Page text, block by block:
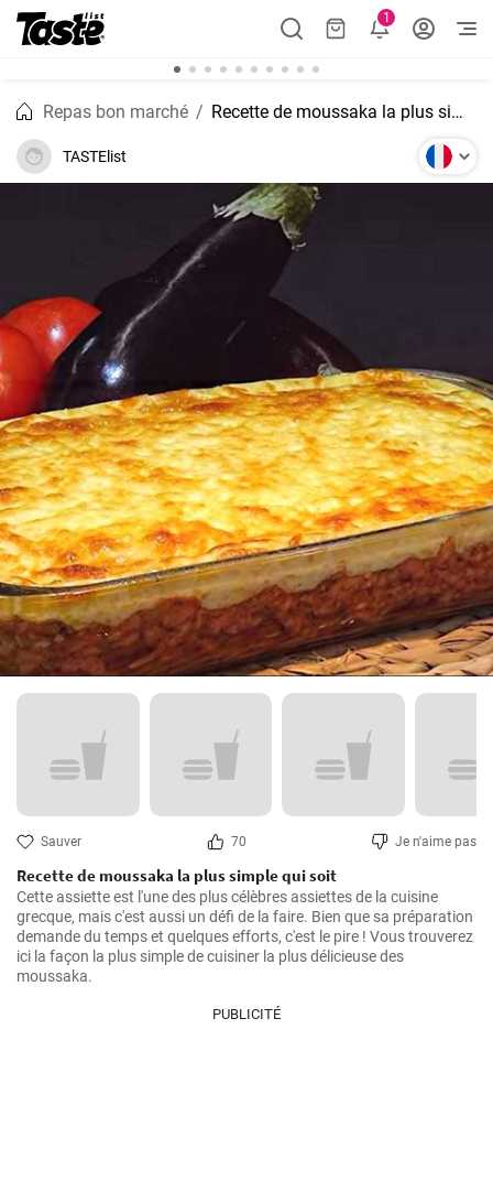
1
Repas bon marché Recette de moussaka la plus simple qui soit
TASTElist
Sauver 70 Je n'aime pas
Recette de moussaka la plus simple qui soit
Cette assiette est l'une des plus célèbres assiettes de la cuisine
grecque, mais c'est aussi un défi de la faire. Bien que sa préparation
demande du temps et quelques efforts, c'est le pire ! Vous trouverez
ici la façon la plus simple de cuisiner la plus délicieuse des
moussaka.
PUBLICITÉ